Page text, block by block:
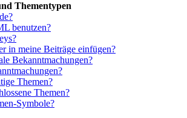
Thementypen
benutzen?
in meine Beiträge einfügen?
Bekanntmachungen?
Themen?
Themen?
Symbole?